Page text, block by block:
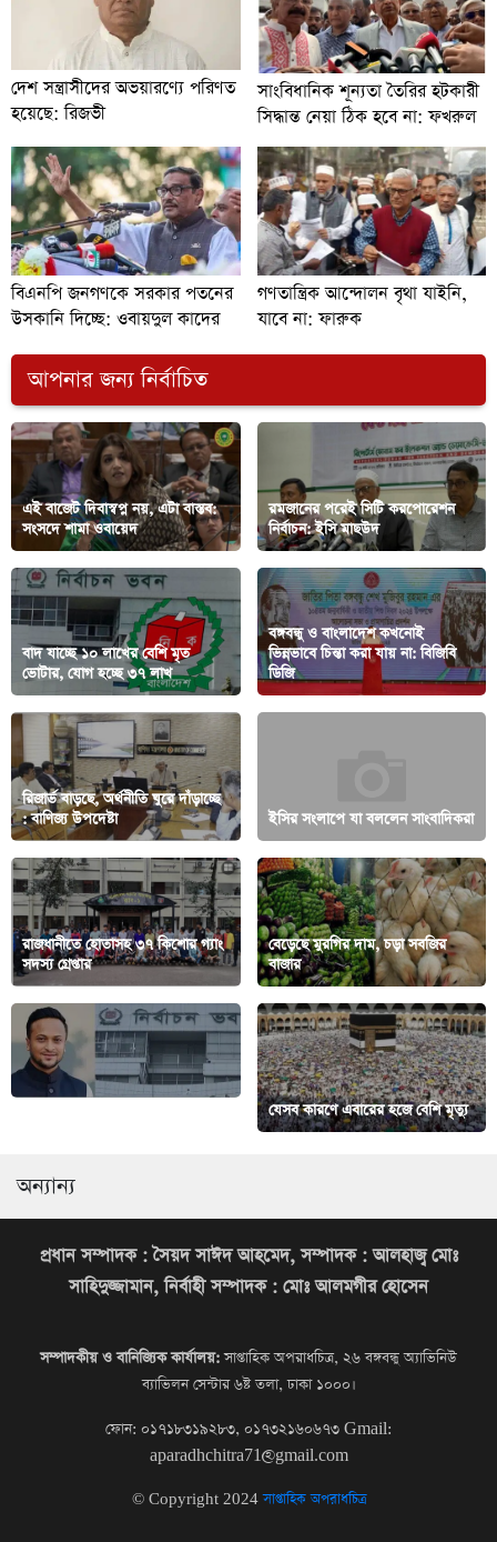
দেশ সন্ত্রাসীদের অভয়ারণ্যে পরিণত
হয়েছে: রিজভী
সাংবিধানিক শূন্যতা তৈরির হটকারী
সিদ্ধান্ত নেয়া ঠিক হবে না: ফখরুল
বিএনপি জনগণকে সরকার পতনের
উসকানি দিচ্ছে: ওবায়দুল কাদের
গণতান্ত্রিক আন্দোলন বৃথা যাইনি,
যাবে না: ফারুক
আপনার জন্য নির্বাচিত
এই বাজেট দিবাস্বপ্ন নয়, এটা বাস্তব:
সংসদে শামা ওবায়েদ
রমজানের পরেই সিটি করপোরেশন
নির্বাচন: ইসি মাছউদ
বাদ যাচ্ছে ১০ লাখের বেশি মৃত
ভোটার, যোগ হচ্ছে ৩৭ লাখ
বঙ্গবন্ধু ও বাংলাদেশ কখনোই
ভিন্নভাবে চিন্তা করা যায় না: বিজিবি
ডিজি
রিজার্ভ বাড়ছে, অর্থনীতি ঘুরে দাঁড়াচ্ছে
: বাণিজ্য উপদেষ্টা
ইসির সংলাপে যা বললেন সাংবাদিকরা
রাজধানীতে হোতাসহ ৩৭ কিশোর গ্যাং
সদস্য গ্রেপ্তার
বেড়েছে মুরগির দাম, চড়া সবজির
বাজার
যেসব কারণে এবারের হজে বেশি মৃত্যু
অন্যান্য
প্রধান সম্পাদক : সৈয়দ সাঈদ আহমেদ, সম্পাদক : আলহাজ্ব মোঃ
সাহিদুজ্জামান, নির্বাহী সম্পাদক : মোঃ আলমগীর হোসেন
সম্পাদকীয় ও বানিজ্যিক কার্যালয়:সাপ্তাহিক অপরাধচিত্র, ২৬ বঙ্গবন্ধু অ্যাভিনিউ
ব্যাভিলন সেন্টার ৬ষ্ট তলা, ঢাকা ১০০০।
ফোন: ০১৭১৮৩১৯২৮৩, ০১৭৩২১৬০৬৭৩ Gmail:
aparadhchitra71@gmail.com
© Copyright 2024সাপ্তাহিক অপরাধচিত্র